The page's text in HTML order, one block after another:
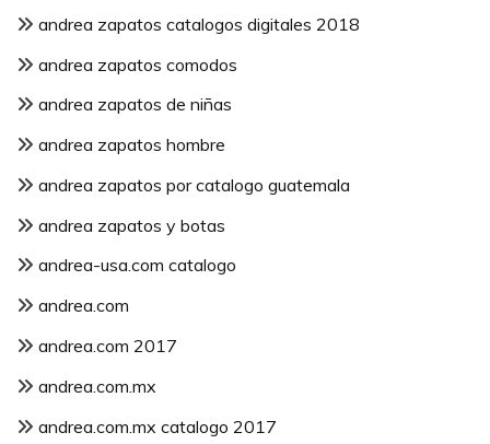
andrea zapatos catalogos digitales 2018
andrea zapatos comodos
andrea zapatos de niñas
andrea zapatos hombre
andrea zapatos por catalogo guatemala
andrea zapatos y botas
andrea-usa.com catalogo
andrea.com
andrea.com 2017
andrea.com.mx
andrea.com.mx catalogo 2017